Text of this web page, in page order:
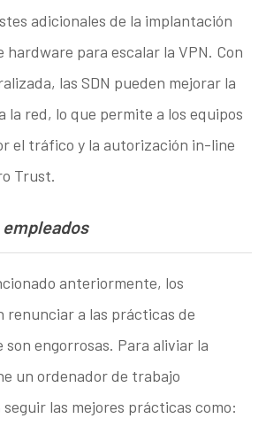
adicionales de la implantación
hardware para escalar la VPN. Con
las SDN pueden mejorar la
la red, lo que permite a los equipos
el tráfico y la autorización in-line
Trust.
empleados
anteriormente, los
renunciar a las prácticas de
engorrosas. Para aliviar la
un ordenador de trabajo
las mejores prácticas como: